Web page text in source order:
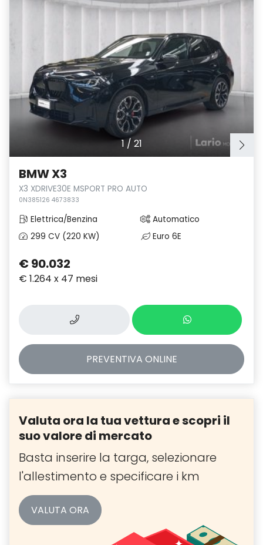
1/ 21
BMW X3
X3 XDRIVE30E MSPORT PRO AUTO
0N385126 4673833
Elettrica/Benzina
Automatico
299 CV (220 KW)
Euro 6E
€ 90.032
€ 1.264 x 47 mesi
PREVENTIVA ONLINE
Valuta ora la tua vettura e scopri il
suo valore di mercato
Basta inserire la targa, selezionare
l'allestimento e specificare i km
VALUTA ORA